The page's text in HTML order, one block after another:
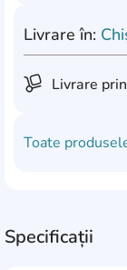
Livrare în:
Livrare
Toate
Specificații